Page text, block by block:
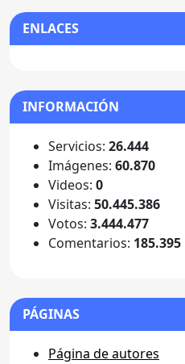
ENLACES
INFORMACIÓN
Servicios: 26.444
Imágenes: 60.870
Videos: 0
Visitas: 50.445.386
Votos: 3.444.477
Comentarios: 185.395
PÁGINAS
Página de autores